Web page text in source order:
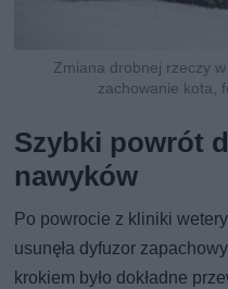
Zmiana drobnej rzeczy
zachowanie kota,
Szybki powrót
nawyków
Po powrocie z kliniki
usunęła dyfuzor
krokiem było dokładne